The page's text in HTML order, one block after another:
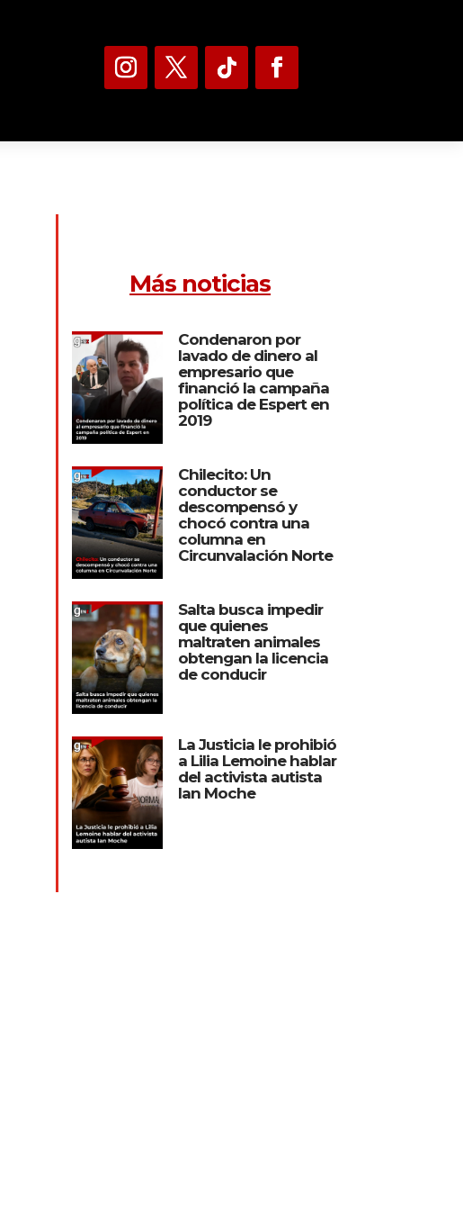
Más noticias
Condenaron por
lavado de dinero al
empresario que
financió la campaña
política de Espert en
2019
Chilecito: Un
conductor se
descompensó y
chocó contra una
columna en
Circunvalación Norte
Salta busca impedir
que quienes
maltraten animales
obtengan la licencia
de conducir
La Justicia le prohibió
a Lilia Lemoine hablar
del activista autista
Ian Moche